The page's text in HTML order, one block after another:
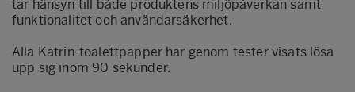
tar hänsyn till både produktens miljöpåverkan samt
funktionalitet och användarsäkerhet.
Alla Katrin-toalettpapper har genom tester visats lösa
upp sig inom 90 sekunder.